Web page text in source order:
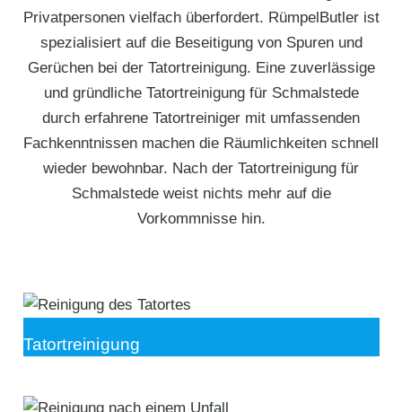
Privatpersonen vielfach überfordert. RümpelButler ist
spezialisiert auf die Beseitigung von Spuren und
Gerüchen bei der Tatortreinigung. Eine zuverlässige
und gründliche Tatortreinigung für Schmalstede
durch erfahrene Tatortreiniger mit umfassenden
Fachkenntnissen machen die Räumlichkeiten schnell
wieder bewohnbar. Nach der Tatortreinigung für
Schmalstede weist nichts mehr auf die
Vorkommnisse hin.
Tatortreinigung